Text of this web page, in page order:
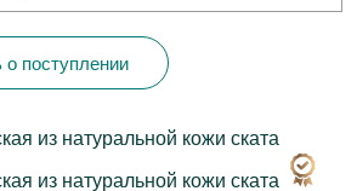
поступлении